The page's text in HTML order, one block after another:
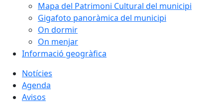
Mapa del Patrimoni Cultural del municipi
Gigafoto panoràmica del municipi
On dormir
On menjar
Informació geogràfica
Notícies
Agenda
Avisos